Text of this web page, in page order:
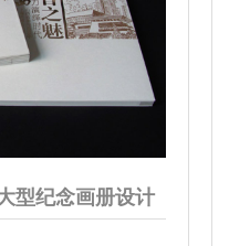
型纪念画册设计